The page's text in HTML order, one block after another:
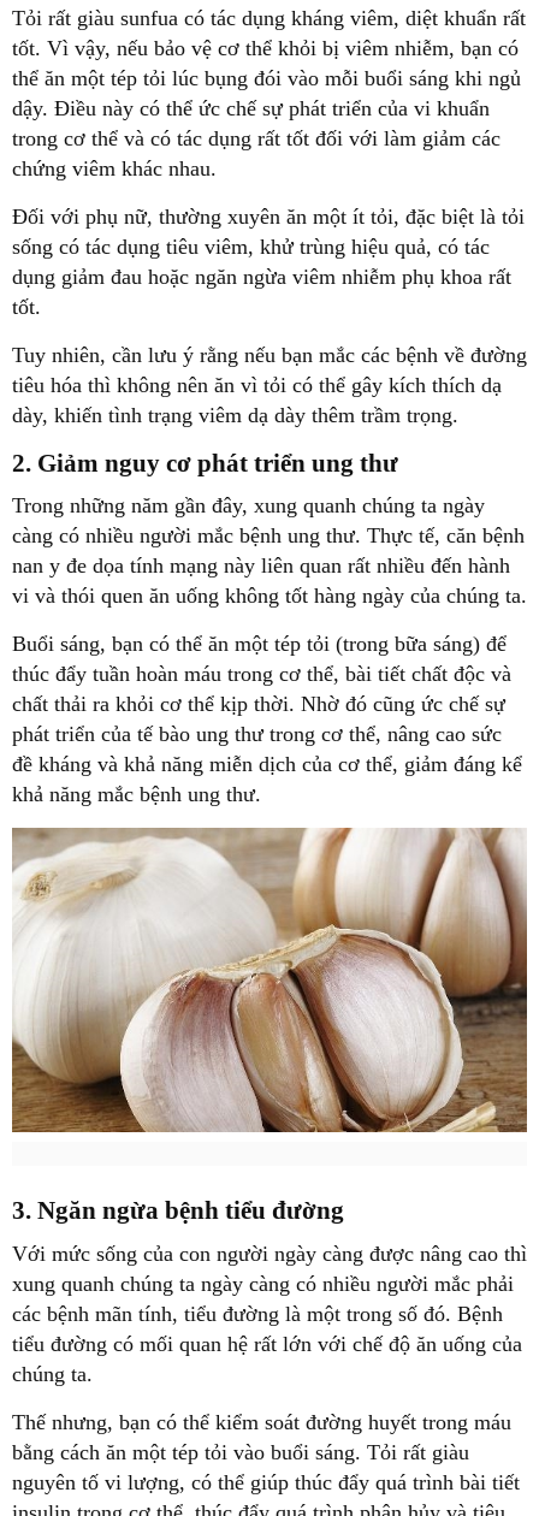
Tỏi rất giàu sunfua có tác dụng kháng viêm, diệt khuẩn rất
tốt. Vì vậy, nếu bảo vệ cơ thể khỏi bị viêm nhiễm, bạn có
thể ăn một tép tỏi lúc bụng đói vào mỗi buổi sáng khi ngủ
dậy. Điều này có thể ức chế sự phát triển của vi khuẩn
trong cơ thể và có tác dụng rất tốt đối với làm giảm các
chứng viêm khác nhau.
Đối với phụ nữ, thường xuyên ăn một ít tỏi, đặc biệt là tỏi
sống có tác dụng tiêu viêm, khử trùng hiệu quả, có tác
dụng giảm đau hoặc ngăn ngừa viêm nhiễm phụ khoa rất
tốt.
Tuy nhiên, cần lưu ý rằng nếu bạn mắc các bệnh về đường
tiêu hóa thì không nên ăn vì tỏi có thể gây kích thích dạ
dày, khiến tình trạng viêm dạ dày thêm trầm trọng.
2. Giảm nguy cơ phát triển ung thư
Trong những năm gần đây, xung quanh chúng ta ngày
càng có nhiều người mắc bệnh ung thư. Thực tế, căn bệnh
nan y đe dọa tính mạng này liên quan rất nhiều đến hành
vi và thói quen ăn uống không tốt hàng ngày của chúng ta.
Buổi sáng, bạn có thể ăn một tép tỏi (trong bữa sáng) để
thúc đẩy tuần hoàn máu trong cơ thể, bài tiết chất độc và
chất thải ra khỏi cơ thể kịp thời. Nhờ đó cũng ức chế sự
phát triển của tế bào ung thư trong cơ thể, nâng cao sức
đề kháng và khả năng miễn dịch của cơ thể, giảm đáng kể
khả năng mắc bệnh ung thư.
3. Ngăn ngừa bệnh tiểu đường
Với mức sống của con người ngày càng được nâng cao thì
xung quanh chúng ta ngày càng có nhiều người mắc phải
các bệnh mãn tính, tiểu đường là một trong số đó. Bệnh
tiểu đường có mối quan hệ rất lớn với chế độ ăn uống của
chúng ta.
Thế nhưng, bạn có thể kiểm soát đường huyết trong máu
bằng cách ăn một tép tỏi vào buổi sáng. Tỏi rất giàu
nguyên tố vi lượng, có thể giúp thúc đẩy quá trình bài tiết